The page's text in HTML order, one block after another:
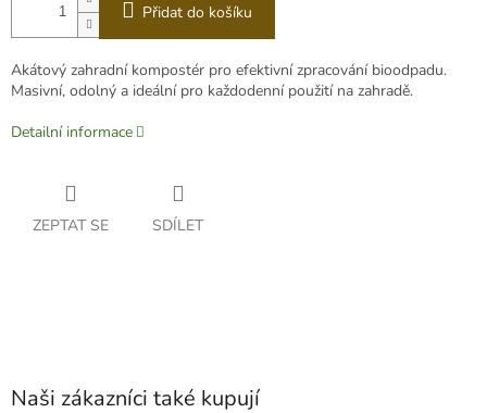
Přidat do košíku
Akátový zahradní kompostér pro efektivní zpracování bioodpadu.
Masivní, odolný a ideální pro každodenní použití na zahradě.
Detailní informace
ZEPTAT SE SDÍLET
Naši zákazníci také kupují